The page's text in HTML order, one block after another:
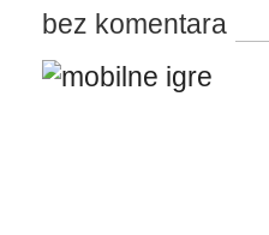
bez komentara